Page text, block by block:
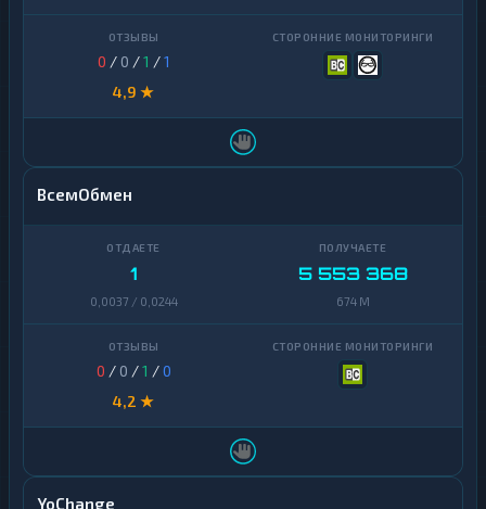
0 / 0 /1 /1
4,9 ★
ВсемОбмен
1
0,0037 / 0,0244
5 553 368
674 M
0 / 0 /1 /0
4,2 ★
YoChange